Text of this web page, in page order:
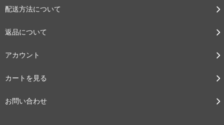
配送方法について
返品について
アカウント
カートを見る
お問い合わせ